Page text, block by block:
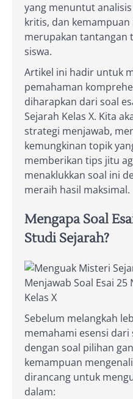
yang menuntut
kritis, dan
merupakan tantangan
siswa.
Artikel ini hadir untuk
pemahaman
diharapkan dari soal
Sejarah Kelas X. Kita
strategi menjawab,
kemungkinan topik
memberikan tips jitu
menaklukkan soal ini
meraih hasil maksimal.
Mengapa Soal
Studi Sejarah?
Sebelum melangkah
memahami esensi dari
dengan soal pilihan
kemampuan
dirancang untuk
dalam: